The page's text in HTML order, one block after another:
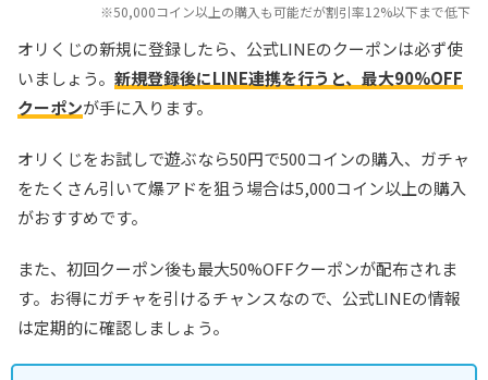
※50,000コイン以上の購入も可能だが割引率12%以下まで低下
オリくじの新規に登録したら、公式LINEのクーポンは必ず使
いましょう。 新規登録後にLINE連携を行うと、最大90%OFF
クーポンが手に入ります。
オリくじをお試しで遊ぶなら50円で500コインの購入、ガチャ
をたくさん引いて爆アドを狙う場合は5,000コイン以上の購入
がおすすめです。
また、初回クーポン後も最大50%OFFクーポンが配布されま
す。お得にガチャを引けるチャンスなので、公式LINEの情報
は定期的に確認しましょう。